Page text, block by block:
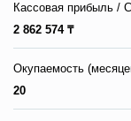
Кассовая прибыль /
2 862 574 ₸
Окупаемость
20